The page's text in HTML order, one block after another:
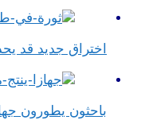
اختراق جديد قد
باحثون يطورون